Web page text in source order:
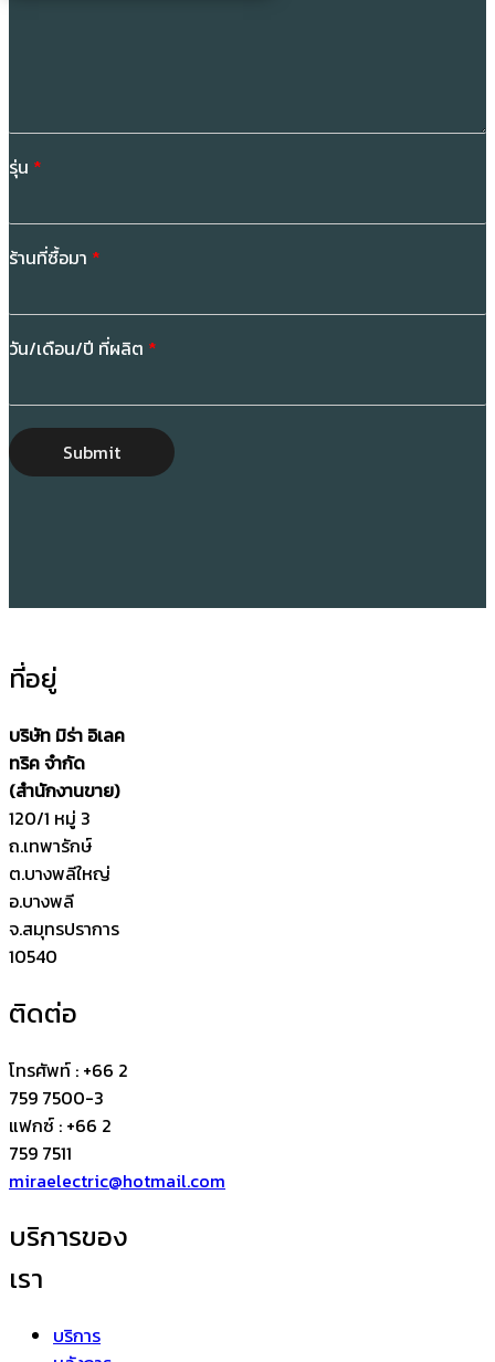
รุ่น *
ร้านที่ซื้อมา *
วัน/เดือน/ปี ที่ผลิต *
Submit
ที่อยู่
บริษัท มิร่า อิเลค
ทริค จำกัด
(สำนักงานขาย)
120/1 หมู่ 3
ถ.เทพารักษ์
ต.บางพลีใหญ่
อ.บางพลี
จ.สมุทรปราการ
10540
ติดต่อ
โทรศัพท์ : +66 2
759 7500-3
แฟกซ์ : +66 2
759 7511
miraelectric@hotmail.com
บริการของ
เรา
บริการ